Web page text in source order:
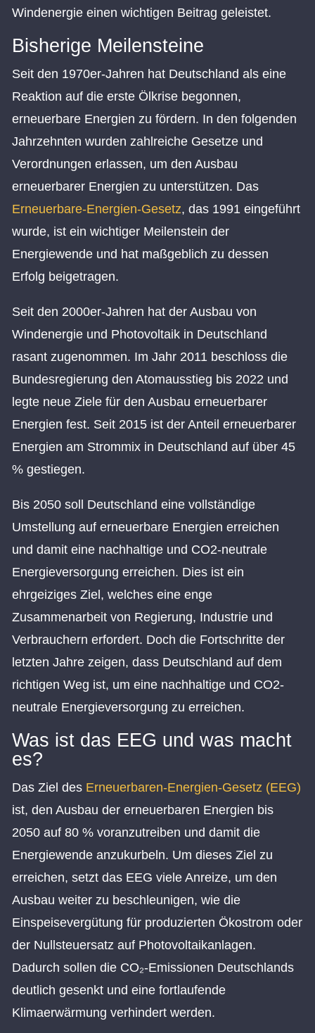
Windenergie einen wichtigen Beitrag geleistet.
Bisherige Meilensteine
Seit den 1970er-Jahren hat Deutschland als eine
Reaktion auf die erste Ölkrise begonnen,
erneuerbare Energien zu fördern. In den folgenden
Jahrzehnten wurden zahlreiche Gesetze und
Verordnungen erlassen, um den Ausbau
erneuerbarer Energien zu unterstützen. Das
Erneuerbare-Energien-Gesetz, das 1991 eingeführt
wurde, ist ein wichtiger Meilenstein der
Energiewende und hat maßgeblich zu dessen
Erfolg beigetragen.
Seit den 2000er-Jahren hat der Ausbau von
Windenergie und Photovoltaik in Deutschland
rasant zugenommen. Im Jahr 2011 beschloss die
Bundesregierung den Atomausstieg bis 2022 und
legte neue Ziele für den Ausbau erneuerbarer
Energien fest. Seit 2015 ist der Anteil erneuerbarer
Energien am Strommix in Deutschland auf über 45
% gestiegen.
Bis 2050 soll Deutschland eine vollständige
Umstellung auf erneuerbare Energien erreichen
und damit eine nachhaltige und CO2-neutrale
Energieversorgung erreichen. Dies ist ein
ehrgeiziges Ziel, welches eine enge
Zusammenarbeit von Regierung, Industrie und
Verbrauchern erfordert. Doch die Fortschritte der
letzten Jahre zeigen, dass Deutschland auf dem
richtigen Weg ist, um eine nachhaltige und CO2-
neutrale Energieversorgung zu erreichen.
Was ist das EEG und was macht
es?
Das Ziel des Erneuerbaren-Energien-Gesetz (EEG)
ist, den Ausbau der erneuerbaren Energien bis
2050 auf 80 % voranzutreiben und damit die
Energiewende anzukurbeln. Um dieses Ziel zu
erreichen, setzt das EEG viele Anreize, um den
Ausbau weiter zu beschleunigen, wie die
Einspeisevergütung für produzierten Ökostrom oder
der Nullsteuersatz auf Photovoltaikanlagen.
Dadurch sollen die CO₂-Emissionen Deutschlands
deutlich gesenkt und eine fortlaufende
Klimaerwärmung verhindert werden.